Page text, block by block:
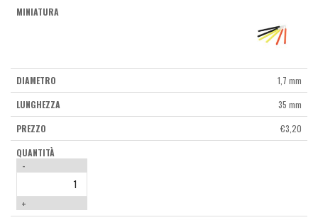
1,7 mm
35 mm
€3,20
-
+